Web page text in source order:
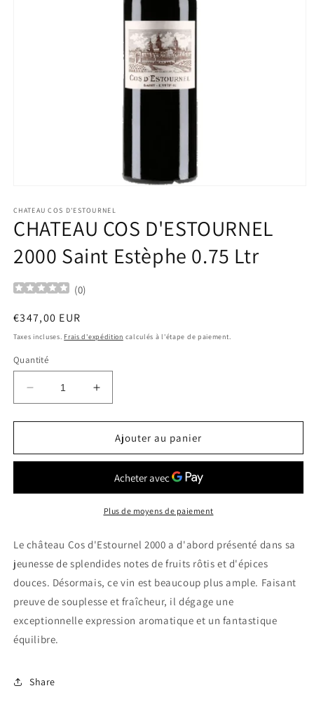
média
1
dans
fenêtre
modale
CHATEAU COS D'ESTOURNEL
CHATEAU COS D'ESTOURNEL
2000 Saint Estèphe 0.75 Ltr
(0)
Prix
habituel
€347,00 EUR
Taxes incluses. Frais d'expédition calculés à l'étape de paiement.
Quantité
Réduire
la
quantité
CHATEAU
D&#39;ESTOURNEL
2000
0.75
Augmenter
la
quantité
CHATEAU
D&#39;ESTOURNEL
2000
Saint
0.75
Ajouter au panier
Plus de moyens de paiement
Le château Cos d'Estournel 2000 a d'abord présenté dans sa
jeunesse de splendides notes de fruits rôtis et d'épices
douces. Désormais, ce vin est beaucoup plus ample. Faisant
preuve de souplesse et fraîcheur, il dégage une
exceptionnelle expression aromatique et un fantastique
équilibre.
Share